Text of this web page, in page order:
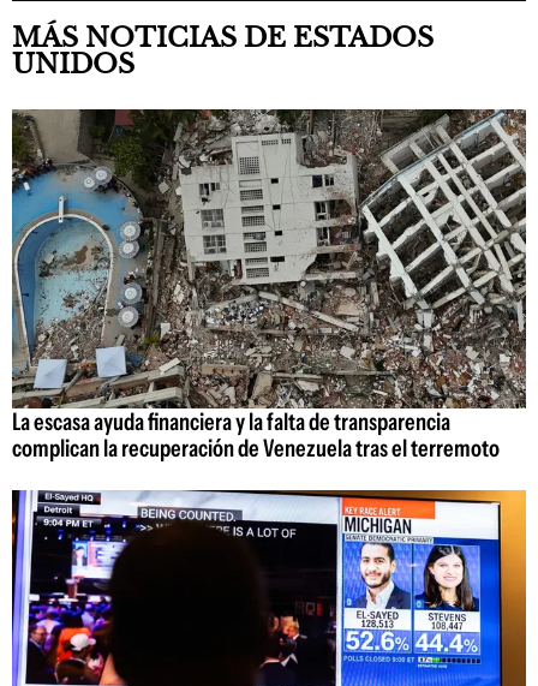
MÁS NOTICIAS DE ESTADOS
UNIDOS
La escasa ayuda financiera y la falta de transparencia
complican la recuperación de Venezuela tras el terremoto